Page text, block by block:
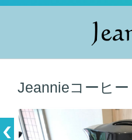
Jeannieコーヒー